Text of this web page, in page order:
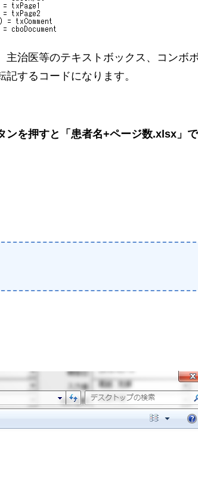
治医等のテキストボックス、コンボ
するコードになります。
ンを押すと「患者名+ページ数.xlsx」で